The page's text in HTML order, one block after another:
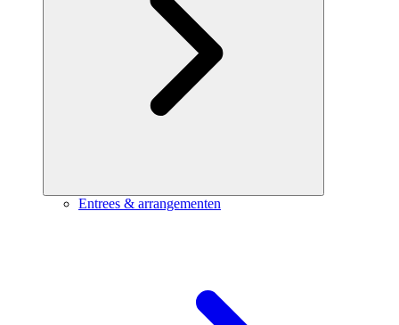
Entrees & arrangementen